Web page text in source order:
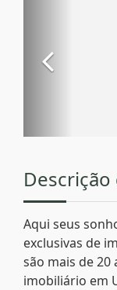
Descrição
Aqui seus
exclusivas de
são mais de
imobiliário em